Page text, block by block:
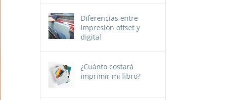
Diferencias entre
impresión offset y
digital
¿Cuánto costará
imprimir mi libro?